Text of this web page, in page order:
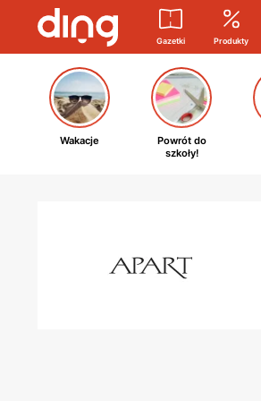
Gazetki Produkty
Wakacje
Powrót do
szkoły!